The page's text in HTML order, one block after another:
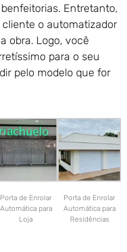
Entretanto,
o automatizador
obra. Logo, você
para o seu
pelo modelo que for
Porta de Enrolar
Automática para
Loja
Porta de Enrolar
Automática para
Residências